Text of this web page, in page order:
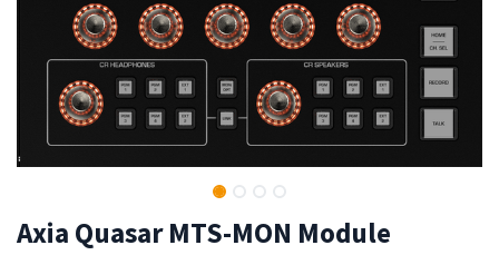
Axia Quasar MTS-MON Module